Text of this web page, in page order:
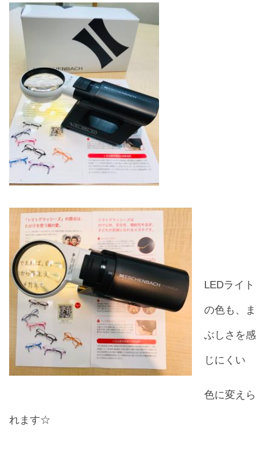
フレーム
Frame
Lens
キッズ
Kids
サングラス
Sun Glasses
Hearing Aid
アクセス
Access
よくあるご質問
Q＆A
お問合せ
CONTACT
LEDライト
の色も、ま
ぶしさを感
じにくい
色に変えら
れます☆